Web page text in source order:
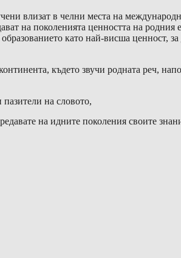
влизат в челни места на
на поколенията ценността на родния
като най-висша ценност,
където звучи родната реч,
на словото,
на идните поколения своите